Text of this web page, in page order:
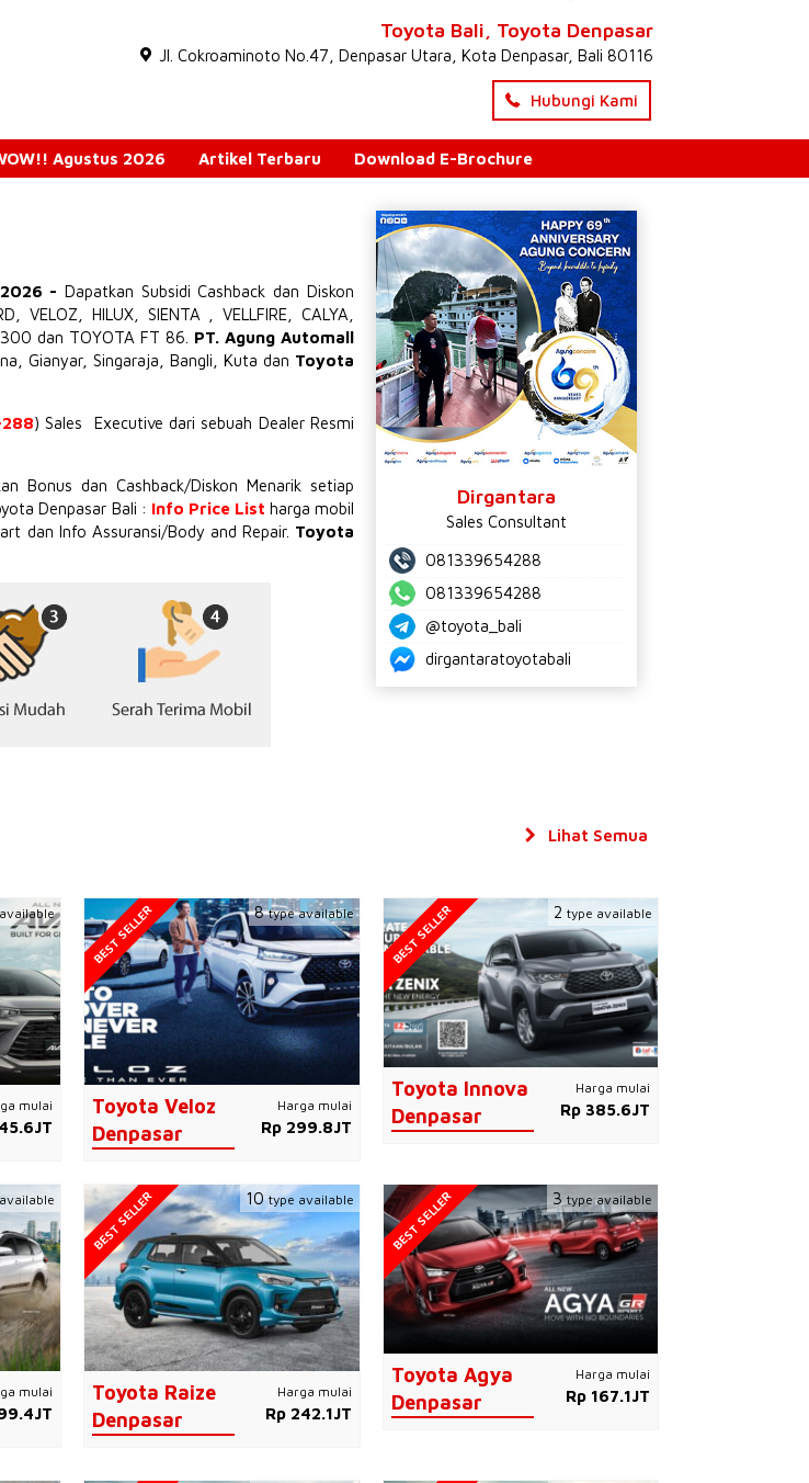
Toyota Bali, Toyota Denpasar
Jl. Cokroaminoto No.47, Denpasar Utara, Kota Denpasar, Bali 80116
Hubungi Kami
Agustus 2026 Artikel Terbaru Download E-Brochure
- Dapatkan Subsidi Cashback dan Diskon
,VELOZ HILUX, SIENTA ,VELLFIRE CALYA
dan TOYOTA FT 86 PT. Agung Automall
Gianyar, Singaraja, Bangli, Kuta dan Toyota
) Sales Executive dari sebuah Dealer Resmi
Bonus dan Cashback/Diskon Menarik setiap
Denpasar Bali : Info Price List harga mobil
dan Info Assuransi/Body and Repair. Toyota
Dirgantara
Sales Consultant
081339654288
081339654288
@toyota_bali
dirgantaratoyotabali
mulai
Toyota Veloz
Denpasar
Harga mulai
Rp 299.8JT
BEST SELLER 8type available
Toyota Innova
Denpasar
Harga mulai
Rp 385.6JT
BEST SELLER 2 type available
mulai
Toyota Raize
Denpasar
Harga mulai
Rp 242.1JT
BEST SELLER 10type available
Toyota Agya
Denpasar
Harga mulai
Rp 167.1JT
BEST SELLER 3type available
Lihat Semua